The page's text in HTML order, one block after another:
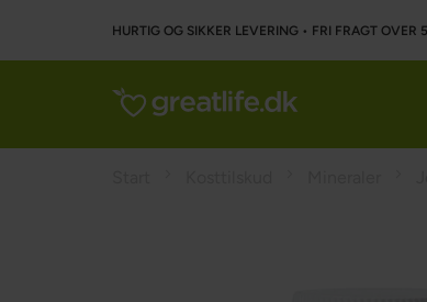
HURTIG OG SIKKER LEVERING • FRI FRAGT